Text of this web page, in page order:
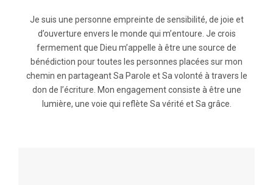
Je suis une personne empreinte de sensibilité, de joie et
d’ouverture envers le monde qui m’entoure. Je crois
fermement que Dieu m’appelle à être une source de
bénédiction pour toutes les personnes placées sur mon
chemin en partageant Sa Parole et Sa volonté à travers le
don de l’écriture. Mon engagement consiste à être une
lumière, une voie qui reflète Sa vérité et Sa grâce.